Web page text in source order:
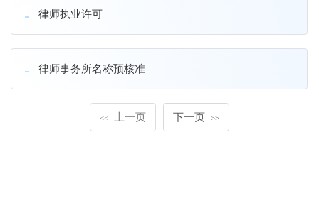
律师执业许可
律师事务所名称预核准
<< 上一页 下一页 >>